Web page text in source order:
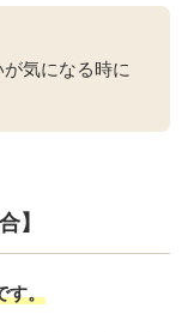
気になる時に
】
す。